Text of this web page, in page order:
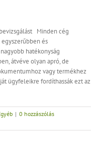
Minden cég
és
hatékonyság
átvéve olyan apró, de
vagy termékhez
ügyfeleikre fordíthassák ezt az
| 0 hozzászólás